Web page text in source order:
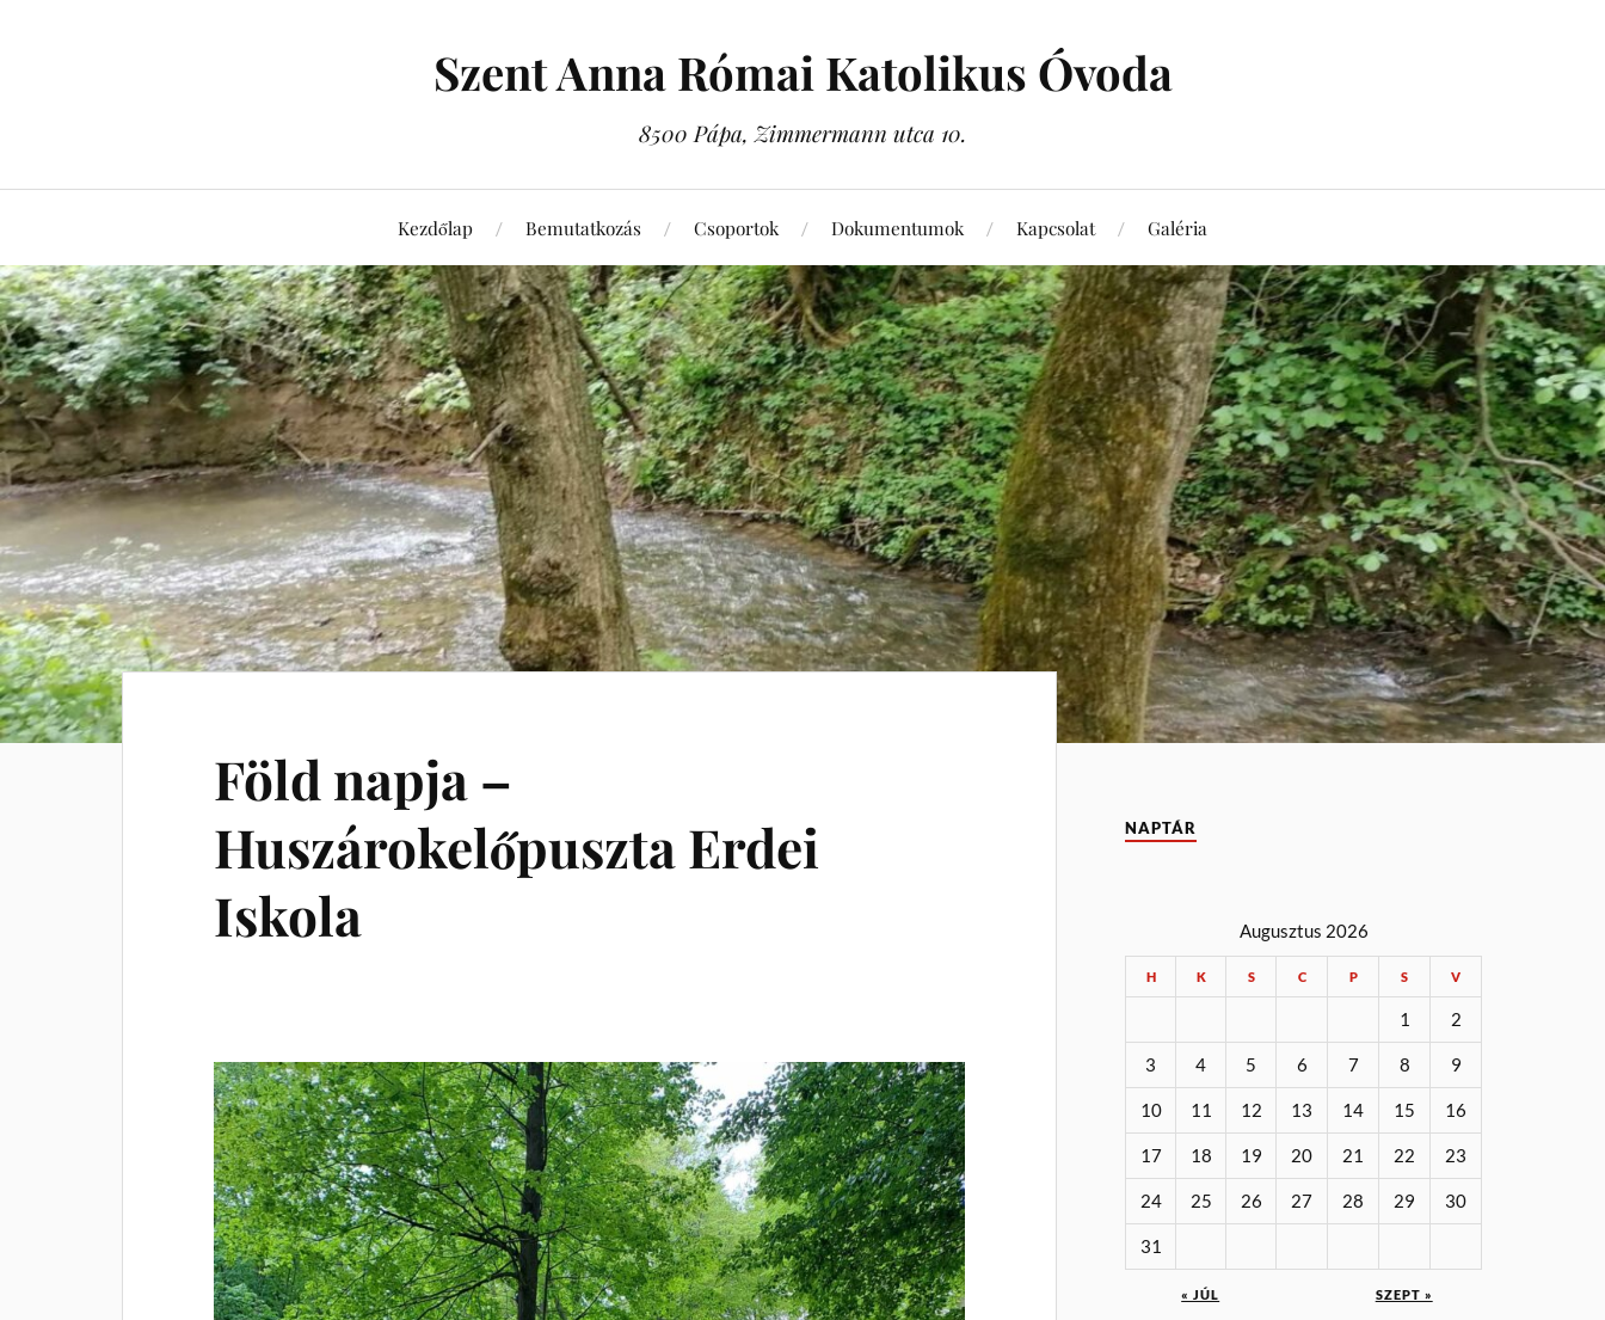
Szent Anna Római Katolikus Óvoda
8500 Pápa, Zimmermann utca 10.
Kezdőlap Bemutatkozás Csoportok Dokumentumok Kapcsolat Galéria
Föld napja –
Huszárokelőpuszta Erdei
Iskola
NAPTÁR
Augusztus 2026
H K S C P S V
1 2
3 4 5 6 7 8 9
10 11 12 13 14 15 16
17 18 19 20 21 22 23
24 25 26 27 28 29 30
31
« JÚL SZEPT »